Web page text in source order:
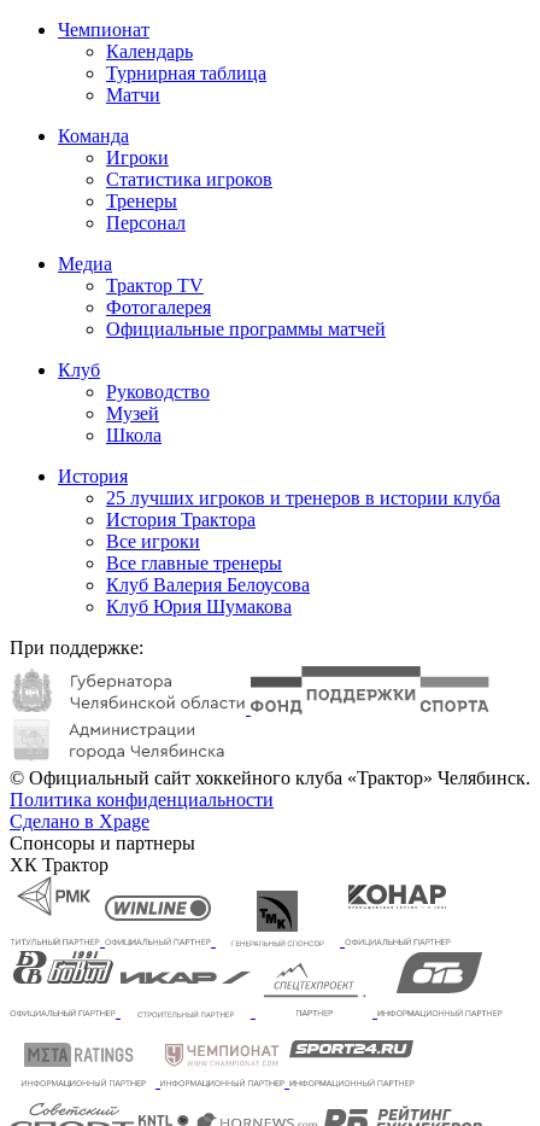
Чемпионат
Календарь
Турнирная таблица
Матчи
Команда
Игроки
Статистика игроков
Тренеры
Персонал
Медиа
Трактор TV
Фотогалерея
Официальные программы матчей
Клуб
Руководство
Музей
Школа
История
25 лучших игроков и тренеров в истории клуба
История Трактора
Все игроки
Все главные тренеры
Клуб Валерия Белоусова
Клуб Юрия Шумакова
При поддержке:
© Официальный сайт хоккейного клуба «Трактор» Челябинск.
Политика конфиденциальности
Сделано в Xpage
Спонсоры и партнеры
ХК Трактор